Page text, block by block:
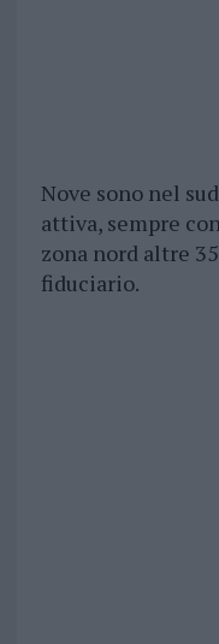
Nove sono nel
attiva, sempre
zona nord altre
fiduciario.